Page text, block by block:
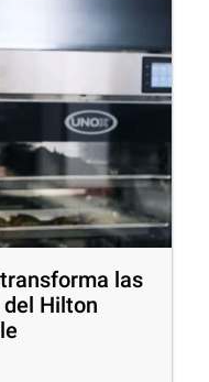
las
Hilton